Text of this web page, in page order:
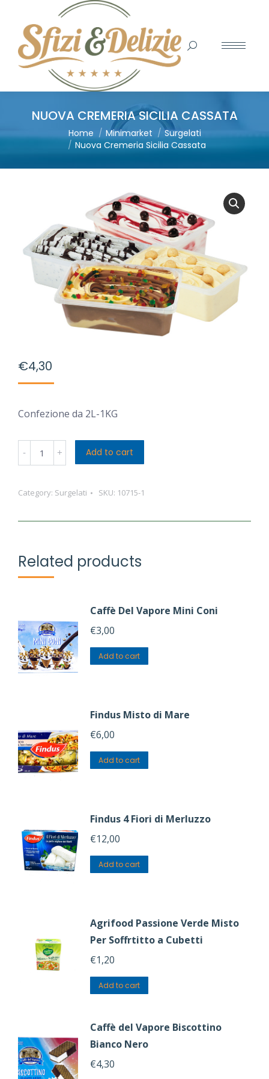
Search:
NUOVA CREMERIA SICILIA CASSATA
You are here:Home Minimarket
Surgelati
Nuova Cremeria Sicilia Cassata
€4,30
Confezione da 2L-1KG
Nuova
Cremeria
Cassata
Add to cart
Category: Surgelati SKU: 10715-1
Related products
Caffè Del Vapore Mini Coni
€3,00
Add to cart
Findus Misto di Mare
€6,00
Add to cart
Findus 4 Fiori di Merluzzo
€12,00
Add to cart
Agrifood Passione Verde Misto
Per Soffrtitto a Cubetti
€1,20
Add to cart
Caffè del Vapore Biscottino
Bianco Nero
€4,30